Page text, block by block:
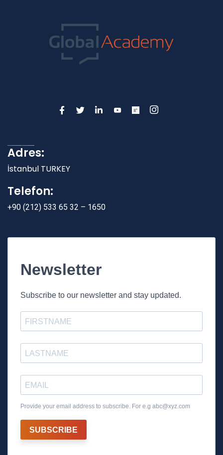
Adres:
İstanbul TURKEY
Telefon:
+90 (212) 533 65 32 – 1650
Newsletter
Subscribe to our newsletter and stay updated.
Provide your email address to subscribe. For e.g abc@xyz.com
SUBSCRIBE